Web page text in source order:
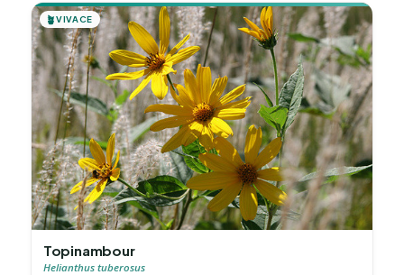
🪴VIVACE
Topinambour
Helianthus tuberosus